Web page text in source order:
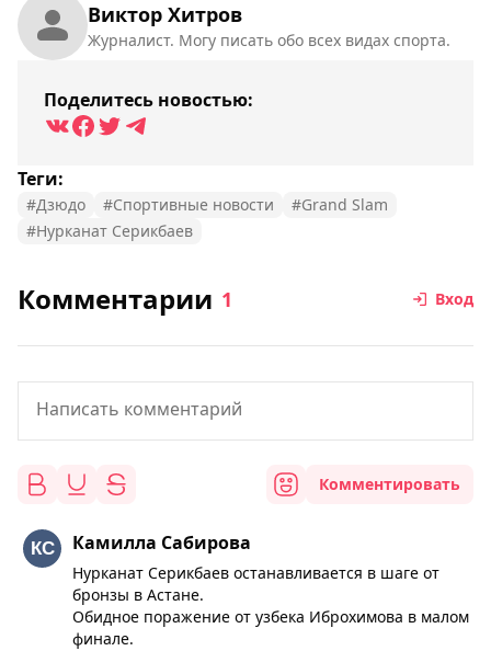
Виктор Хитров
Журналист. Могу писать обо всех видах спорта.
Поделитесь новостью:
Теги:
#Дзюдо #Спортивные новости
#Grand Slam
#Нурканат Серикбаев
Комментарии 1 Вход
Комментировать
Камилла Сабирова
Нурканат Серикбаев останавливается в шаге от
бронзы в Астане.
Обидное поражение от узбека Иброхимова в малом
финале.